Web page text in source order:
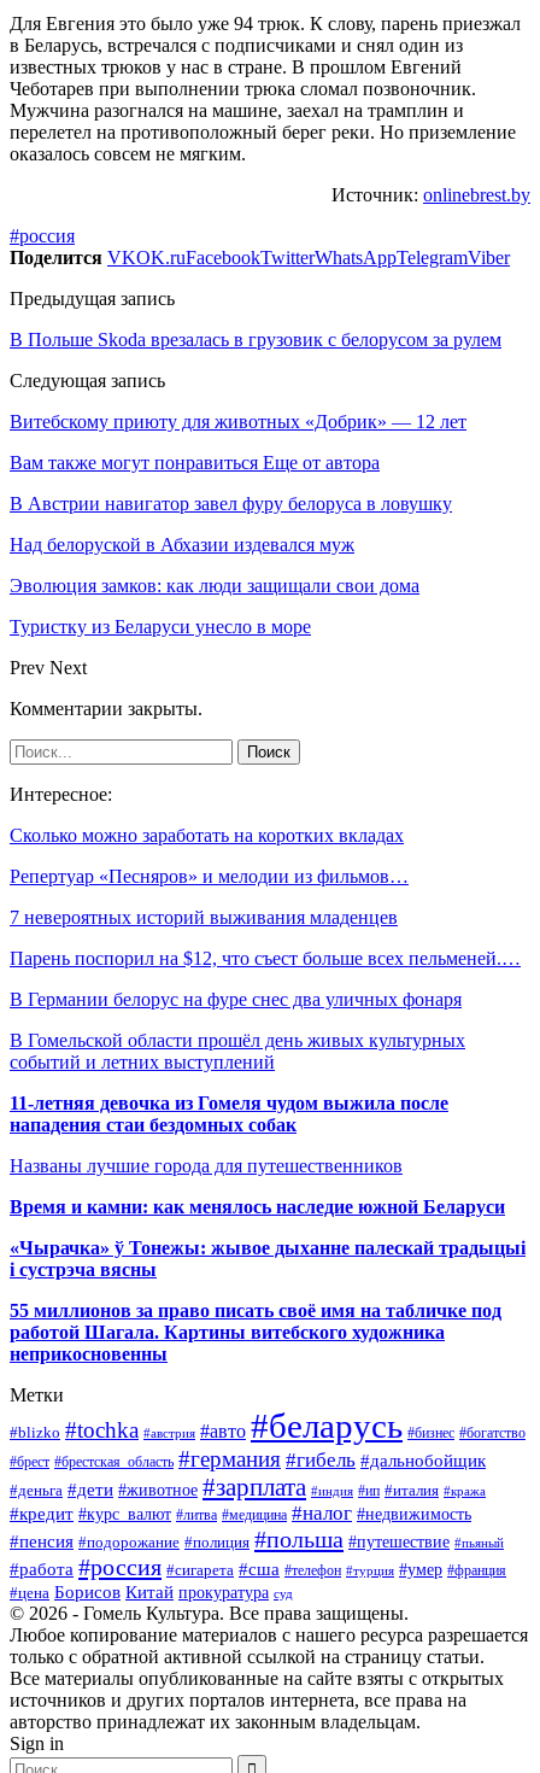
Для Евгения это было уже 94 трюк. К слову, парень приезжал
в Беларусь, встречался с подписчиками и снял один из
известных трюков у нас в стране. В прошлом Евгений
Чеботарев при выполнении трюка сломал позвоночник.
Мужчина разогнался на машине, заехал на трамплин и
перелетел на противоположный берег реки. Но приземление
оказалось совсем не мягким.
Источник: onlinebrest.by
#россия
Поделится VKOK.ruFacebookTwitterWhatsAppTelegramViber
Предыдущая запись
В Польше Skoda врезалась в грузовик с белорусом за рулем
Следующая запись
Витебскому приюту для животных «Добрик» — 12 лет
Вам также могут понравиться Еще от автора
В Австрии навигатор завел фуру белоруса в ловушку
Над белоруской в Абхазии издевался муж
Эволюция замков: как люди защищали свои дома
Туристку из Беларуси унесло в море
Prev Next
Комментарии закрыты.
Интересное:
Сколько можно заработать на коротких вкладах
Репертуар «Песняров» и мелодии из фильмов…
7 невероятных историй выживания младенцев
Парень поспорил на $12, что съест больше всех пельменей.…
В Германии белорус на фуре снес два уличных фонаря
В Гомельской области прошёл день живых культурных
событий и летних выступлений
11-летняя девочка из Гомеля чудом выжила после
нападения стаи бездомных собак
Названы лучшие города для путешественников
Время и камни: как менялось наследие южной Беларуси
«Чырачка» ў Тонежы: жывое дыханне палескай традыцыі
і сустрэча вясны
55 миллионов за право писать своё имя на табличке под
работой Шагала. Картины витебского художника
неприкосновенны
Метки
#blizko #tochka #австрия #авто #беларусь #бизнес #богатство
#брест #брестская_область #германия #гибель #дальнобойщик
#деньга #дети #животное #зарплата #индия #ип #италия #кража
#кредит #курс_валют #литва #медицина #налог #недвижимость
#пенсия #подорожание #полиция #польша #путешествие #пьяный
#работа #россия #сигарета #сша #телефон #турция #умер #франция
#цена Борисов Китай прокуратура суд
© 2026 - Гомель Культура. Все права защищены.
Любое копирование материалов с нашего ресурса разрешается
только с обратной активной ссылкой на страницу статьи.
Все материалы опубликованные на сайте взяты с открытых
источников и других порталов интернета, все права на
авторство принадлежат их законным владельцам.
Sign in